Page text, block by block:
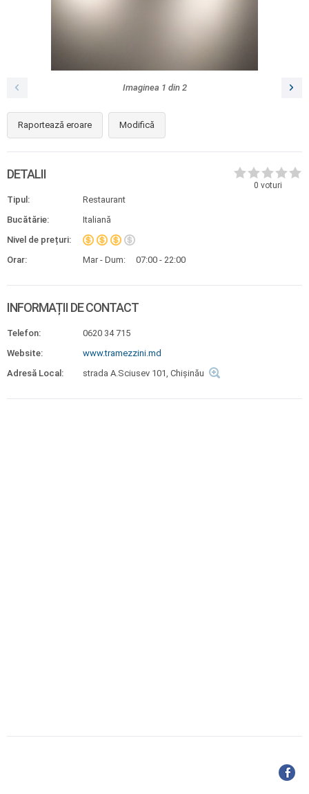
Imaginea 1 din 2
Raportează eroare Modifică
0 voturi
DETALII
Tipul:
Restaurant
Bucătărie:
Italiană
Nivel de prețuri:
Orar:
Mar - Dum: 07:00 - 22:00
INFORMAȚII DE CONTACT
Telefon:
0620 34 715
Website:
www.tramezzini.md
Adresă Local:
strada A.Sciusev 101, Chişinău